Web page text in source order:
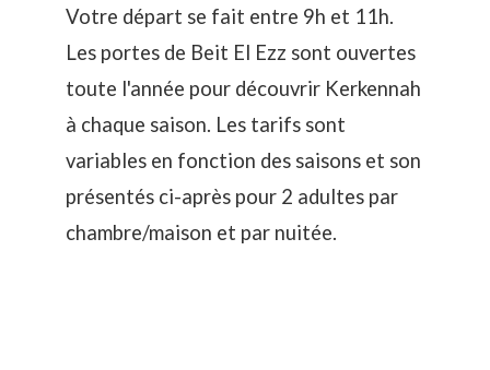
Votre départ se fait entre 9h et 11h.
Les portes de Beit El Ezz sont ouvertes
toute l'année pour découvrir Kerkennah
à chaque saison. Les tarifs sont
variables en fonction des saisons et son
présentés ci-après pour 2 adultes par
chambre/maison et par nuitée.